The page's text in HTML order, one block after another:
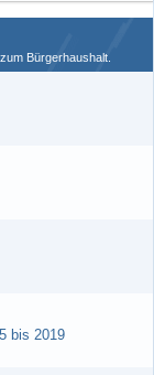
Bürgerhaushalt.
bis 2019